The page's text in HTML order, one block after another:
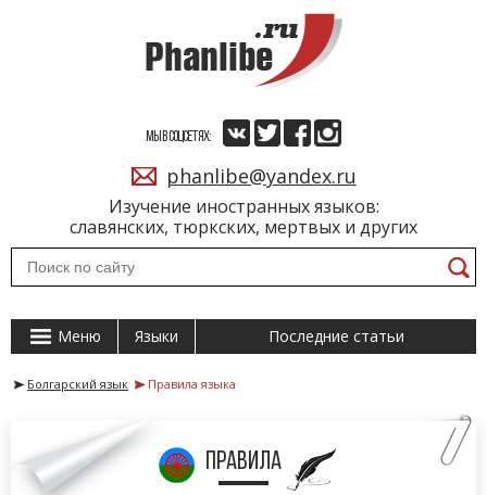
Изучение иностранных языков:
славянских, тюркских, мертвых и других
МЫ В СОЦСЕТЯХ:
phanlibe@yandex.ru
Меню Языки Последние статьи
Болгарский язык Правила языка
правила